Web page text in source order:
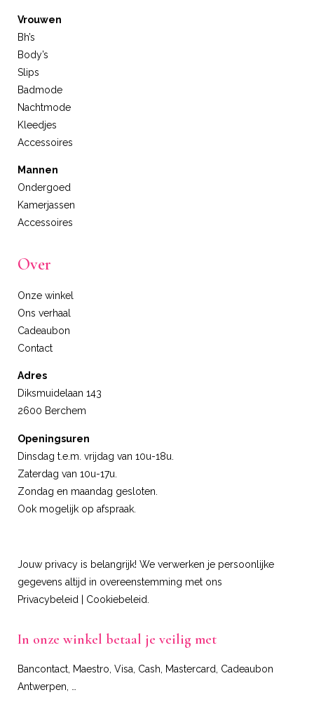
Vrouwen
Bh’s
Body’s
Slips
Badmode
Nachtmode
Kleedjes
Accessoires
Mannen
Ondergoed
Kamerjassen
Accessoires
Over
Onze winkel
Ons verhaal
Cadeaubon
Contact
Adres
Diksmuidelaan 143
2600 Berchem
Openingsuren
Dinsdag t.e.m. vrijdag van 10u-18u.
Zaterdag van 10u-17u.
Zondag en maandag gesloten.
Ook mogelijk op afspraak.
Jouw privacy is belangrijk! We verwerken je persoonlijke
gegevens altijd in overeenstemming met ons
Privacybeleid
Cookiebeleid
In onze winkel betaal je veilig met
Bancontact, Maestro, Visa, Cash, Mastercard, Cadeaubon
Antwerpen, …